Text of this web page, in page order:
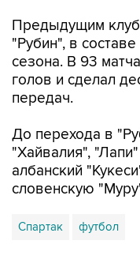
Предыдущим
"Рубин", в
сезона. В 93
голов и сделал
передач.
До перехода в
"Хайвалия",
албанский
словенскую
Спартак футбол